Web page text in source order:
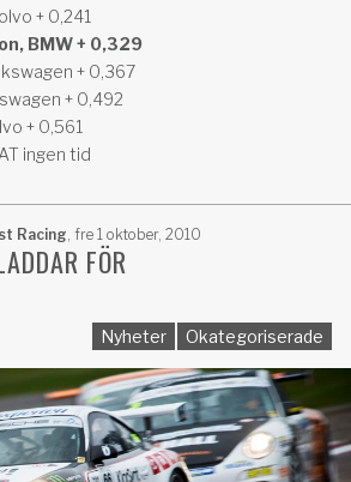
+ 0,241
BMW + 0,329
+ 0,367
+ 0,492
+ 0,561
ingen tid
Racing fre 1 oktober, 2010
FÖR
Nyheter Okategoriserade